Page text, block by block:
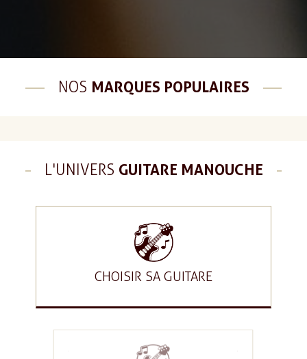
NOS MARQUES POPULAIRES
L'UNIVERS GUITARE MANOUCHE
CHOISIR SA GUITARE